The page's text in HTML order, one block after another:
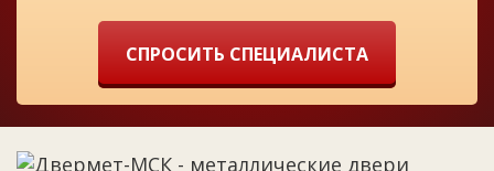
СПРОСИТЬ СПЕЦИАЛИСТА